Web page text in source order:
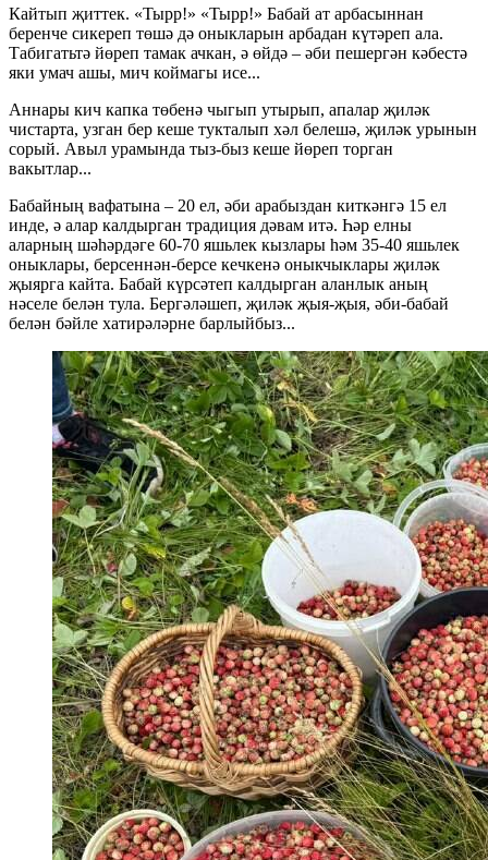
Кайтып җиттек. «Тырр!» «Тырр!» Бабай ат арбасыннан
беренче сикереп төшә дә оныкларын арбадан күтәреп ала.
Табигатьтә йөреп тамак ачкан, ә өйдә – әби пешергән кәбестә
яки умач ашы, мич коймагы исе...
Аннары кич капка төбенә чыгып утырып, апалар җиләк
чистарта, узган бер кеше тукталып хәл белешә, җиләк урынын
сорый. Авыл урамында тыз-быз кеше йөреп торган
вакытлар...
Бабайның вафатына – 20 ел, әби арабыздан киткәнгә 15 ел
инде, ә алар калдырган традиция дәвам итә. Һәр елны
аларның шәһәрдәге 60-70 яшьлек кызлары һәм 35-40 яшьлек
оныклары, берсеннән-берсе кечкенә оныкчыклары җиләк
җыярга кайта. Бабай күрсәтеп калдырган аланлык аның
нәселе белән тула. Бергәләшеп, җиләк җыя-җыя, әби-бабай
белән бәйле хатирәләрне барлыйбыз...